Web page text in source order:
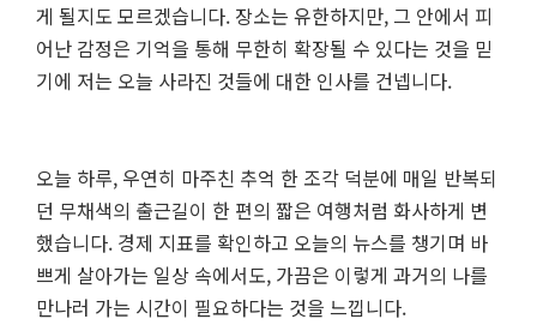
게 될지도 모르겠습니다. 장소는 유한하지만, 그 안에서 피
어난 감정은 기억을 통해 무한히 확장될 수 있다는 것을 믿
기에 저는 오늘 사라진 것들에 대한 인사를 건넵니다.
오늘 하루, 우연히 마주친 추억 한 조각 덕분에 매일 반복되
던 무채색의 출근길이 한 편의 짧은 여행처럼 화사하게 변
했습니다. 경제 지표를 확인하고 오늘의 뉴스를 챙기며 바
쁘게 살아가는 일상 속에서도, 가끔은 이렇게 과거의 나를
만나러 가는 시간이 필요하다는 것을 느낍니다.